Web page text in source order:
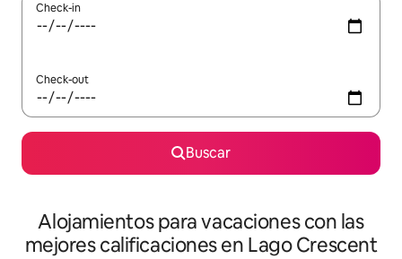
Check-in
Check-out
Buscar
Alojamientos para vacaciones con las
mejores calificaciones en Lago Crescent